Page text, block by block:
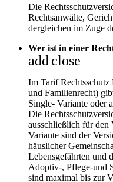
Die
Rechtsanwälte,
dergleichen im Zuge
Wer ist in einer
add close
Im Tarif
und Familienrecht)
Single- Variante oder
Die
ausschließlich für den
Variante sind der
häuslicher
Lebensgefährten und
Adoptiv-, Pflege-und
sind maximal bis zur